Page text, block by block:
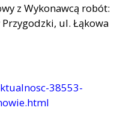
z Wykonawcą robót:
ul. Łąkowa
38553-